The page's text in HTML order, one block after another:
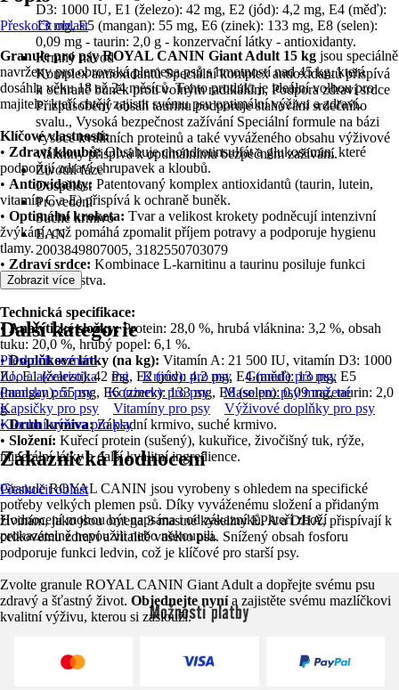
D3: 1000 IU, E1 (železo): 42 mg, E2 (jód): 4,2 mg, E4 (měď):
13 mg, E5 (mangan): 55 mg, E6 (zinek): 133 mg, E8 (selen):
0,09 mg - taurin: 2,0 g - konzervační látky - antioxidanty.
Krmný návod
Komplex antioxidantů Speciální komplex antioxidantů přispívá
k ochraně buněk proti volným radikálům, Podpora zdraví srdce
Přizpůsobený obsah taurinu podporuje stahování srdečního
svalu., Vysoká bezpečnost zažívání Speciální formule na bázi
vysoce kvalitních proteinů a také vyváženého obsahu výživové
vlákniny přispívá k optimálnímu bezpečném zažívání.
Životní fáze
Dospělost
Provedení
Suché krmivo
EAN
2003849807005, 3182550703079
Přeskočit oblast
Granule pro psy ROYAL CANIN Giant Adult 15 kg jsou speciálně
navrženy pro obrovská plemena psů s hmotností nad 45 kg, která
dosáhla věku 18 až 24 měsíců. Tento produkt je ideální volbou pro
majitele, kteří chtějí zajistit svému psu optimální výživu a zdraví.
Klíčové vlastnosti:
• Zdraví kloubů:Obsahuje chondrotinsulfát a glukosamin, které
podporují zdraví chrupavek a kloubů.
• Antioxidanty: Patentovaný komplex antioxidantů (taurin, lutein,
vitamín C a E) přispívá k ochraně buněk.
• Optimální kroketa: Tvar a velikost krokety podněcují intenzivní
žvýkání, což pomáhá zpomalit příjem potravy a podporuje hygienu
tlamy.
• Zdraví srdce: Kombinace L-karnitinu a taurinu posiluje funkci
srdečního svalstva.
Technická specifikace:
•Analytické složky:Protein: 28,0 %, hrubá vláknina: 3,2 %, obsah
tuku: 20,0 %, hrubý popel: 6,1 %.
•Doplňkové látky (na kg): Vitamín A: 21 500 IU, vitamín D3: 1000
IU, E1 (železo): 42 mg, E2 (jód): 4,2 mg, E4 (měď): 13 mg, E5
(mangan): 55 mg, E6 (zinek): 133 mg, E8 (selen): 0,09 mg, taurin: 2,0
g.
•Druh krmiva:Základní krmivo, suché krmivo.
• Složení: Kuřecí protein (sušený), kukuřice, živočišný tuk, rýže,
minerální látky a další kvalitní ingredience.
Granule ROYAL CANIN jsou vyrobeny s ohledem na specifické
potřeby velkých plemen psů. Díky vyváženému složení a přidaným
živinám, jako jsou omega 3 mastné kyseliny EPA a DHA, přispívají k
celkovému zdraví a vitalitě vašeho psa. Snížený obsah fosforu
podporuje funkci ledvin, což je klíčové pro starší psy.
Zvolte granule ROYAL CANIN Giant Adult a dopřejte svému psu
zdravý a šťastný život. Objednejte nynía zajistěte svému mazlíčkovi
kvalitní výživu, kterou si zaslouží.
Zobrazit více
Další kategorie
Přeskočit seznam
Zoo a akvaristika
Psi Krmivo pro psy
Granule pro psy
Pamlsky pro psy
Konzervy pro psy
Maso pro psy mražené
Kapsičky pro psy
Vitamíny pro psy
Výživové doplňky pro psy
Kloubní výživa pro psy
Zákaznická hodnocení
Přeskočit oblast
Hodnocení mohou být napsána i od zákazníků, kteří zboží
prokazatelně nepoužili nebo nekoupili.
Možnosti platby